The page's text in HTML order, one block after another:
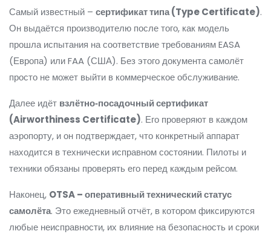
Самый известный – сертификат типа (Type Certificate).
Он выдаётся производителю после того, как модель
прошла испытания на соответствие требованиям EASA
(Европа) или FAA (США). Без этого документа самолёт
просто не может выйти в коммерческое обслуживание.
Далее идёт взлётно‑посадочный сертификат
(Airworthiness Certificate). Его проверяют в каждом
аэропорту, и он подтверждает, что конкретный аппарат
находится в технически исправном состоянии. Пилоты и
техники обязаны проверять его перед каждым рейсом.
Наконец, OTSA – оперативный технический статус
самолёта. Это ежедневный отчёт, в котором фиксируются
любые неисправности, их влияние на безопасность и сроки